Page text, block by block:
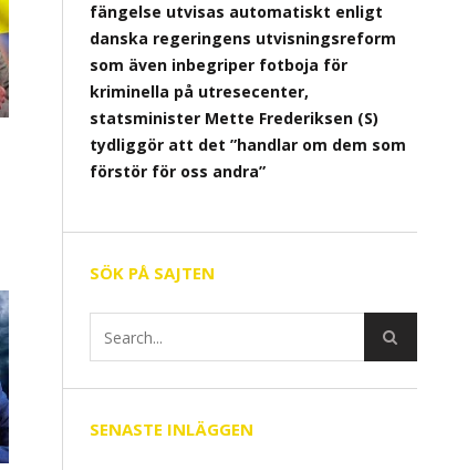
fängelse utvisas automatiskt enligt
danska regeringens utvisningsreform
som även inbegriper fotboja för
kriminella på utresecenter,
statsminister Mette Frederiksen (S)
tydliggör att det ”handlar om dem som
förstör för oss andra”
SÖK PÅ SAJTEN
SENASTE INLÄGGEN